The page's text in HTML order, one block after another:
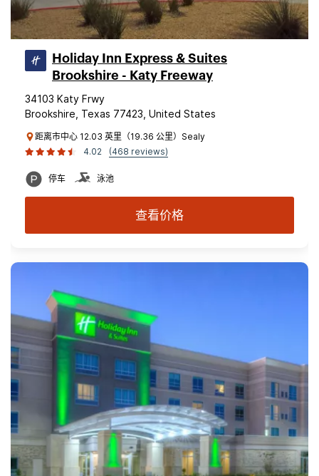
Holiday Inn Express & Suites
Brookshire - Katy Freeway
34103 Katy Frwy
Brookshire, Texas 77423, United States
距离市中心 12.03 英里（19.36 公里）Sealy
4.02
(468 reviews)
停车 泳池
查看价格